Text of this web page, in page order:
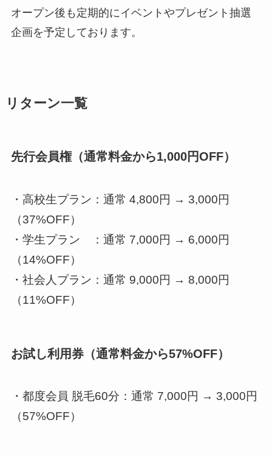
オープン後も定期的にイベントやプレゼント抽選
企画を予定しております。
リターン一覧
先行会員権（通常料金から1,000円OFF）
・高校生プラン：通常 4,800円 → 3,000円
（37%OFF）
・学生プラン ：通常 7,000円 → 6,000円
（14%OFF）
・社会人プラン：通常 9,000円 → 8,000円
（11%OFF）
お試し利用券（通常料金から57%OFF）
・都度会員 脱毛60分：通常 7,000円 → 3,000円
（57%OFF）